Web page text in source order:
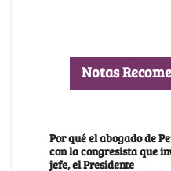
Notas
Por qué el abogado de
con la congresista que
jefe, el Presidente